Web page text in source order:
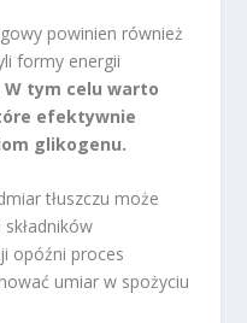
powinien również
formy energii
W tym celu warto
efektywnie
glikogenu.
tłuszczu może
opóźni proces
umiar w spożyciu